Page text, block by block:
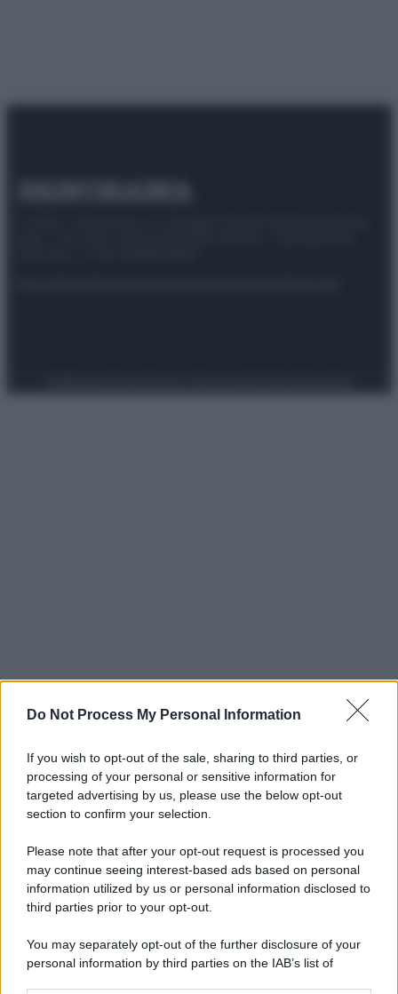
Do Not Process My Personal Information
If you wish to opt-out of the sale, sharing to third parties, or
processing of your personal or sensitive information for
targeted advertising by us, please use the below opt-out
section to confirm your selection.
Please note that after your opt-out request is processed you
may continue seeing interest-based ads based on personal
information utilized by us or personal information disclosed to
third parties prior to your opt-out.
You may separately opt-out of the further disclosure of your
personal information by third parties on the IAB’s list of